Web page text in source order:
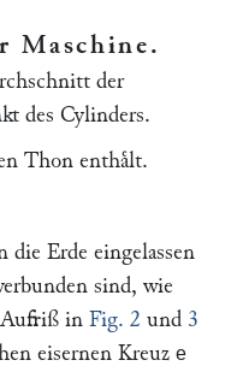
Maschine.
der
des Cylinders.
Thon enthaͤlt.
die Erde eingelassen
sind, wie
Aufriß in Fig. 2 und 3
eisernen Kreuz e